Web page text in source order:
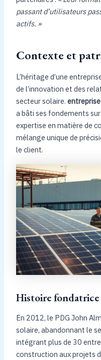
passant d’utilisateurs
actifs. »
Contexte et
L’héritage d’une
de l’innovation et des
secteur solaire.
a bâti ses fondements
expertise en matière de
mélange unique de
le client.
Histoire
En 2012, le PDG John
solaire, abandonnant le
intégrant plus de 30
construction aux projets